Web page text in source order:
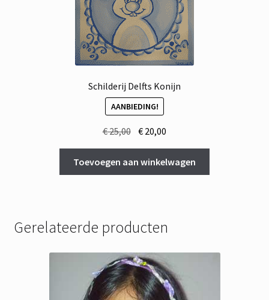
Schilderij Delfts Konijn
AANBIEDING!
€25,00 Oorspronkelijke
was:
€ 25,00.
€ 20,00
is:
€ 20,00.
Toevoegen aan winkelwagen
Gerelateerde producten